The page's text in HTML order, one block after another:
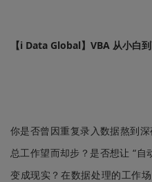
【i Data Global】VBA 从小白
你是否曾因重复录入数据熬到
总工作望而却步？是否想让 “自
变成现实？在数据处理的工作